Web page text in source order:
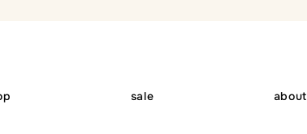
sale about